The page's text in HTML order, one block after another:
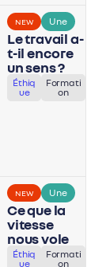
NEW Une
Le travail a-
t-il encore
un sens ?
Éthiq
ue
Formati
on
NEW Une
Ce que la
vitesse
nous vole
Éthiq
ue
Formati
on